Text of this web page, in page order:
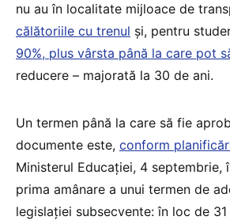
nu au în localitate mijloace de
călătoriile cu trenul și, pentru
90%, plus vârsta până la care pot
reducere – majorată la 30 de ani.
Un termen până la care să fie
documente este, conform
Ministerul Educației, 4 septembrie,
prima amânare a unui termen de
legislației subsecvente: în loc de